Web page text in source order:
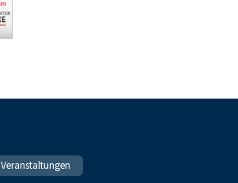
Veranstaltungen